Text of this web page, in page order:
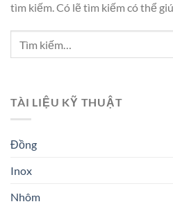
tìm kiếm. Có lẽ tìm kiếm có thể
TÀI LIỆU KỸ THUẬT
Đồng
Inox
Nhôm